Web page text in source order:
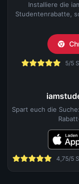
Installiere die
Studentenrabatte,
5/5
Spart euch die
4,75/5